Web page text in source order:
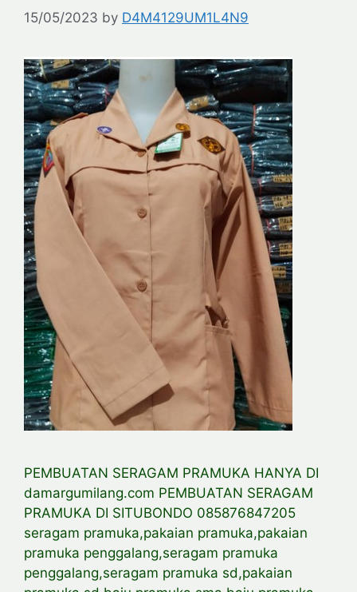
15/05/2023 by D4M4129UM1L4N9
PEMBUATAN SERAGAM PRAMUKA HANYA DI
damargumilang.com PEMBUATAN SERAGAM
PRAMUKA DI SITUBONDO 085876847205
seragam pramuka,pakaian pramuka,pakaian
pramuka penggalang,seragam pramuka
penggalang,seragam pramuka sd,pakaian